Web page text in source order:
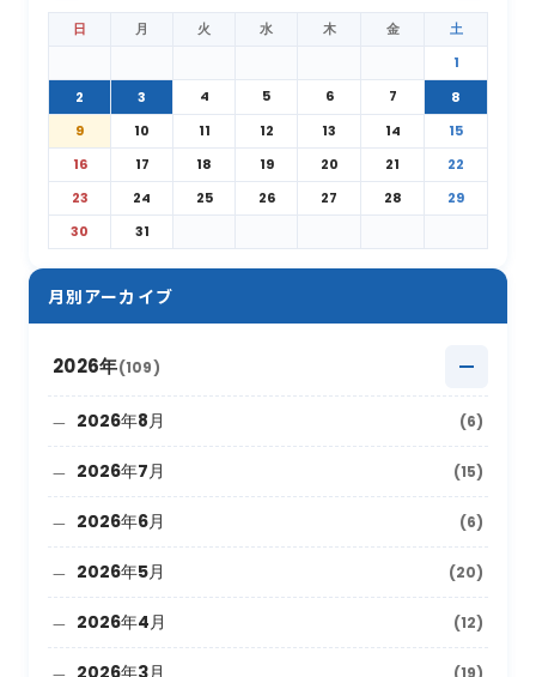
日 月 火 水 木 金
土
1
2
3 4 5 6 7
8
9
10 11 12 13 14
15
16
17 18 19 20 21
22
23
24 25 26 27 28
29
30
31
月別アーカイブ
2026年(109)
2026年8月 (6)
2026年7月 (15)
2026年6月 (6)
2026年5月 (20)
2026年4月 (12)
(19)